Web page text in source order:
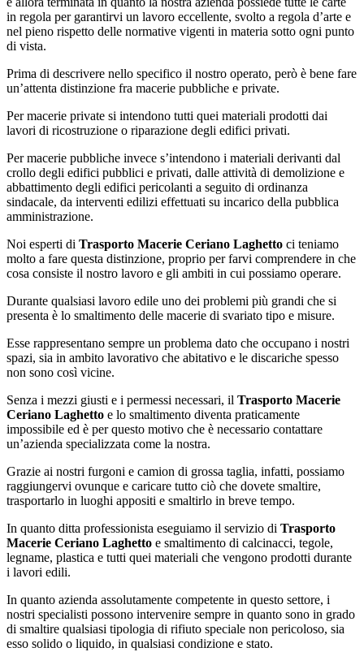
in regola per garantirvi un lavoro eccellente, svolto a regola d’arte e
nel pieno rispetto delle normative vigenti in materia sotto ogni punto
di vista.
Prima di descrivere nello specifico il nostro operato, però è bene fare
un’attenta distinzione fra macerie pubbliche e private.
Per macerie private si intendono tutti quei materiali prodotti dai
lavori di ricostruzione o riparazione degli edifici privati.
Per macerie pubbliche invece s’intendono i materiali derivanti dal
crollo degli edifici pubblici e privati, dalle attività di demolizione e
abbattimento degli edifici pericolanti a seguito di ordinanza
sindacale, da interventi edilizi effettuati su incarico della pubblica
amministrazione.
Noi esperti di Trasporto Macerie Ceriano Laghetto ci teniamo
molto a fare questa distinzione, proprio per farvi comprendere in che
cosa consiste il nostro lavoro e gli ambiti in cui possiamo operare.
Durante qualsiasi lavoro edile uno dei problemi più grandi che si
presenta è lo smaltimento delle macerie di svariato tipo e misure.
Esse rappresentano sempre un problema dato che occupano i nostri
spazi, sia in ambito lavorativo che abitativo e le discariche spesso
non sono così vicine.
Senza i mezzi giusti e i permessi necessari, il Trasporto Macerie
Ceriano Laghetto e lo smaltimento diventa praticamente
impossibile ed è per questo motivo che è necessario contattare
un’azienda specializzata come la nostra.
Grazie ai nostri furgoni e camion di grossa taglia, infatti, possiamo
raggiungervi ovunque e caricare tutto ciò che dovete smaltire,
trasportarlo in luoghi appositi e smaltirlo in breve tempo.
In quanto ditta professionista eseguiamo il servizio di Trasporto
Macerie Ceriano Laghetto e smaltimento di calcinacci, tegole,
legname, plastica e tutti quei materiali che vengono prodotti durante
i lavori edili.
In quanto azienda assolutamente competente in questo settore, i
nostri specialisti possono intervenire sempre in quanto sono in grado
di smaltire qualsiasi tipologia di rifiuto speciale non pericoloso, sia
esso solido o liquido, in qualsiasi condizione e stato.